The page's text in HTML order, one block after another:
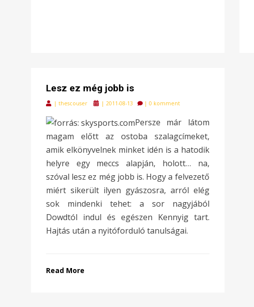
Lesz ez még jobb is
| thescouser
Posted
| 2011-08-13 | 0 komment
Persze már látom
magam előtt az ostoba szalagcímeket,
amik elkönyvelnek minket idén is a hatodik
helyre egy meccs alapján, holott… na,
szóval lesz ez még jobb is. Hogy a felvezető
miért sikerült ilyen gyászosra, arról elég
sok mindenki tehet: a sor nagyjából
Dowdtól indul és egészen Kennyig tart.
Hajtás után a nyitóforduló tanulságai.
Read More